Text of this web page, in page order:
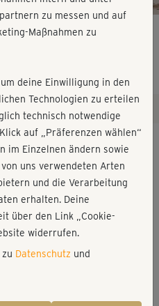
Bein & Po 1
zu messen und auf
Maßnahmen zu
deine Einwilligung in den
Technologien zu erteilen
technisch notwendige
auf „Präferenzen wählen“
im Einzelnen ändern sowie
uns verwendeten Arten
und die Verarbeitung
erhalten. Deine
über den Link „Cookie-
widerrufen.
Datenschutz und